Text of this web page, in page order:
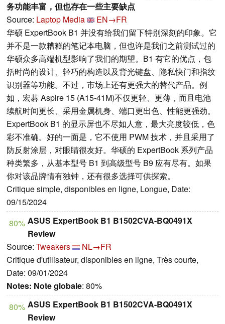
务功能丰富，但也存在一些主要缺点
Source: Laptop Media
EN→FR
华硕 ExpertBook B1 并没有给我们留下特别深刻的印象。它
并不是一款糟糕的笔记本电脑，但也许是我们之前测试过的
华硕众多高端机型影响了我们的期望。B1 有它的优点，包
括时尚的设计、轻巧的构造以及背光键盘、隐私快门和指纹
识别器等功能。不过，市场上还有更强大的替代产品。例
如，宏碁 Aspire 15 (A15-41M)不仅更轻、更薄，而且电池
续航时间更长、采用金属机身、端口更出色、性能更强劲。
ExpertBook B1 的显示屏也不尽如人意，最大亮度较低，色
彩不准确。好的一面是，它不使用 PWM 技术，并且采用了
防反射涂层，对眼睛很友好。华硕的 ExpertBook 系列产品
种类繁多，从基本型号 B1 到高级型号 B9 应有尽有。如果
你对该品牌情有独钟，还有很多选择可供探索。
Critique simple, disponibles en ligne, Longue, Date:
09/15/2024
80% ASUS ExpertBook B1 B1502CVA-BQ0491X
Review
Source: Tweakers
NL→FR
Critique d'utilisateur, disponibles en ligne, Très courte,
Date: 09/01/2024
Notes: Note globale: 80%
80% ASUS ExpertBook B1 B1502CVA-BQ0491X
Review